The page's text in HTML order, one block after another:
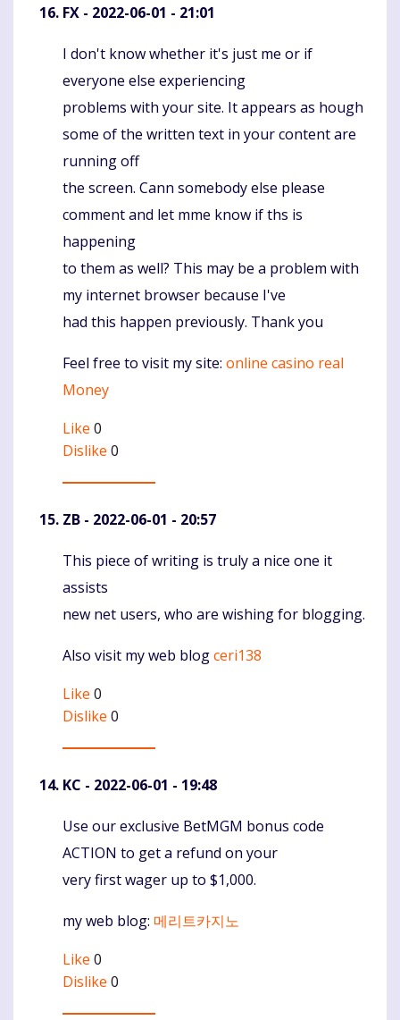
FX - 2022-06-01 - 21:01
Komentaras
I don't know whether it's just me or if
everyone else experiencing
problems with your site. It appears as hough
some of the written text in your content are
running off
the screen. Cann somebody else please
comment and let mme know if ths is
happening
to them as well? This may be a problem with
my internet browser because I've
had this happen previously. Thank you
Feel free to visit my site: online casino real
Money
Like 0
Dislike 0
ZB - 2022-06-01 - 20:57
Komentaras
This piece of writing is truly a nice one it
assists
new net users, who are wishing for blogging.
Also visit my web blogceri138
Like 0
Dislike 0
KC - 2022-06-01 - 19:48
Komentaras
Use our exclusive BetMGM bonus code
ACTION to get a refund on your
very first wager up to $1,000.
my web blog: 메리트카지노
Like 0
Dislike 0